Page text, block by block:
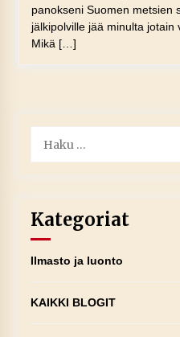
panokseni Suomen metsien
jälkipolville jää minulta jotain
Mikä […]
Kategoriat
Ilmasto ja luonto
KAIKKI BLOGIT